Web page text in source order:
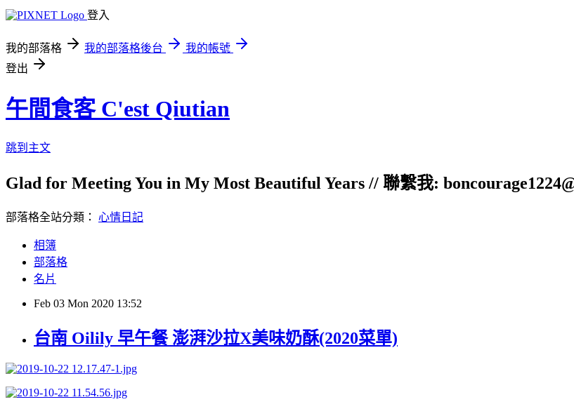
登入
我的部落格 我的部落格後台
我的帳號
登出
午間食客 C'est Qiutian
跳到主文
Glad for Meeting You in My Most Beautiful Years // 聯繫我:
部落格全站分類： 心情日記
相簿
部落格
名片
Feb 03 Mon 2020 13:52
台南 Oilily 早午餐 澎湃沙拉X美味奶酥(2020菜單)